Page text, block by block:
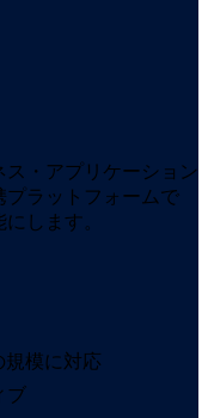
・アプリケーション
プラットフォームで
します。
規模に対応
ブ